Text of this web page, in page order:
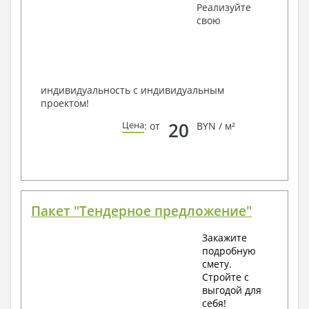
Получить профессиональную консультацию у
наших специалистов, Вы можете любым
Реализуйте
свою
индивидуальность с индивидуальным
проектом!
Цена: от 20 BYN / м²
Пакет "Тендерное предложение"
Закажите
подробную
смету.
Стройте с
выгодой для
себя!